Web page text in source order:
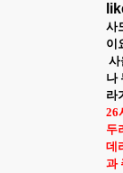
사
이
사
나
라
26
두
데
과